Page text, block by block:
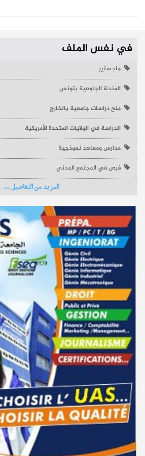
نشر في07-07-2026 – مطالعات : 969
نصوص كل الاختبارات لامتحان شهادة ختم
- جوان 2026
مستجدات
آجال قبول مطالب التثبت في أعداد
نشر في22-06-2026 – مطالعات : 5297
إجابات
كم تبلغ طاقة استيعاب المعاهد النموذجية -
نشر في16-05-2025 – مطالعات : 13899
إجابات
كم تبلغ طاقة استيعاب المعاهد النموذجية -
نشر في20-05-2026 – مطالعات : 3710
إجابات
ماهي شروط التوجيه إلى أقسام الفنون ؟
في نفس الملف
ماجستير
المنحة الجامعية بتونس
منح دراسات جامعية بالخارج
الدراسة في الولايات المتحدة الأمريكية
مدارس ومعاهد نموذجية
فرص في المجتمع المدني
المزيد من التفاصيل ...